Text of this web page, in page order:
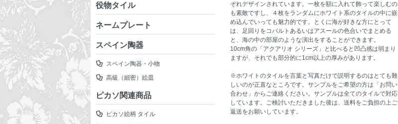
ぞれデザインされています。一枚を額に入れて飾って楽しむの
も素敵ですし、４枚をランダムにホワイト系のタイルの中に嵌
め込んでいっても魅力的です。とくに海が好きな方にとって
は、足回りをコバルトあるいはアスールの色合いでまとめる
と、海の中の部屋のような演出をすることができます。
10cm角の「アクアリオ シリーズ」と比べると凹凸感は弱まり
ますが、それでも部分的に1cm以上の厚みがあります。
※ホワイトのタイルを言葉と写真だけで説明するのはとても難
しいのが正直なところです。サンプルをご希望の方は「お問い
合わせ」からご連絡ください。サンプルは全てのタイルで対応
しています。ご検討いただきました後は、送料をご負担の上ご
返送をお願いしています。
役物タイル
ネームプレート
スペイン陶器
スペイン陶器・小物
高級（細密）絵皿
ピカソ関連商品
ピカソ絵柄 タイル